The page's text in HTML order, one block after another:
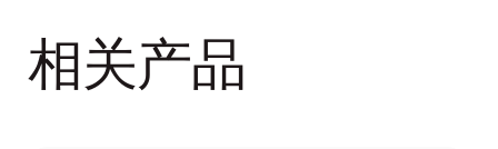
相关产品